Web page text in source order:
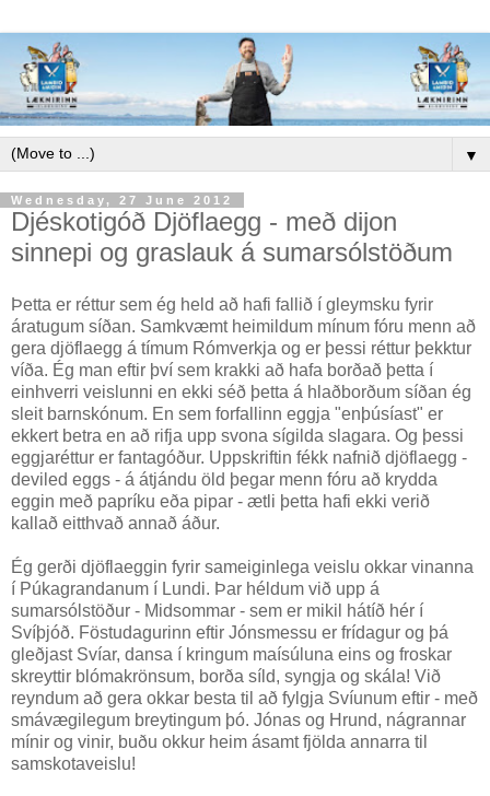
▼
Wednesday, 27 June 2012
Djéskotigóð Djöflaegg - með dijon
sinnepi og graslauk á sumarsólstöðum
Þetta er réttur sem ég held að hafi fallið í gleymsku fyrir
áratugum síðan. Samkvæmt heimildum mínum fóru menn að
gera djöflaegg á tímum Rómverkja og er þessi réttur þekktur
víða. Ég man eftir því sem krakki að hafa borðað þetta í
einhverri veislunni en ekki séð þetta á hlaðborðum síðan ég
sleit barnskónum. En sem forfallinn eggja "enþúsíast" er
ekkert betra en að rifja upp svona sígilda slagara. Og þessi
eggjaréttur er fantagóður. Uppskriftin fékk nafnið djöflaegg -
deviled eggs - á átjándu öld þegar menn fóru að krydda
eggin með papríku eða pipar - ætli þetta hafi ekki verið
kallað eitthvað annað áður.
Ég gerði djöflaeggin fyrir sameiginlega veislu okkar vinanna
í Púkagrandanum í Lundi. Þar héldum við upp á
sumarsólstöður - Midsommar - sem er mikil hátíð hér í
Svíþjóð. Föstudagurinn eftir Jónsmessu er frídagur og þá
gleðjast Svíar, dansa í kringum maísúluna eins og froskar
skreyttir blómakrönsum, borða síld, syngja og skála! Við
reyndum að gera okkar besta til að fylgja Svíunum eftir - með
smávægilegum breytingum þó. Jónas og Hrund, nágrannar
mínir og vinir, buðu okkur heim ásamt fjölda annarra til
samskotaveislu!